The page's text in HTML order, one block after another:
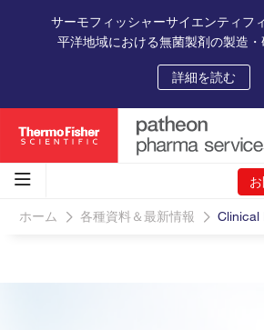
サーモフィッシャーサイエンティフ
平洋地域における無菌製剤の製造
詳細を読む
ホーム 各種資料＆最新情報 Clinical